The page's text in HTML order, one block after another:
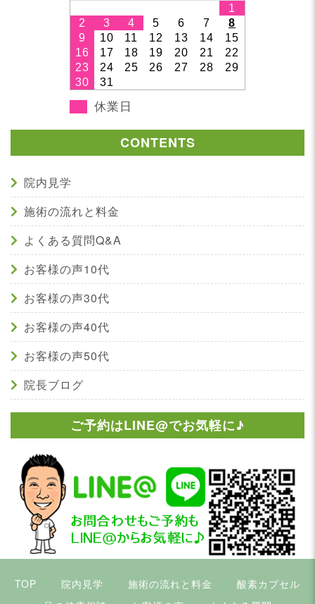
1
2
3 4 5 6 7
8
9
10 11 12 13 14
15
16
17 18 19 20 21
22
23
24 25 26 27 28
29
30
31
休業日
CONTENTS
院内見学
施術の流れと料金
よくある質問Q&A
お客様の声10代
お客様の声30代
お客様の声40代
お客様の声50代
院長ブログ
ご予約はLINE@でお気軽に♪
TOP 院内見学 施術の流れと料金
酸素カプセル